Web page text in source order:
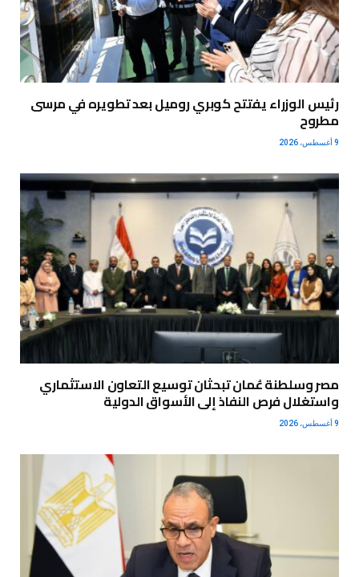
رئيس الوزراء يفتتح كوبري روميل بعد تطويره في مرسى
مطروح
9 أغسطس، 2026
مصر وسلطنة عُمان تبحثان توسيع التعاون الاستثماري
واستغلال فرص النفاذ إلى الأسواق الدولية
9 أغسطس، 2026